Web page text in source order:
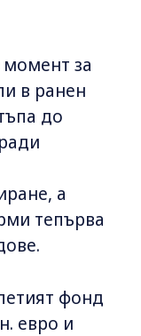
за
в ранен
до
а
тепърва
фонд
евро и